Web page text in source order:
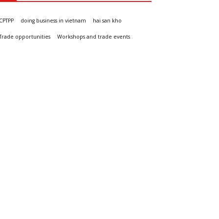
doing business in vietnam hai san kho
opportunities Workshops and trade events